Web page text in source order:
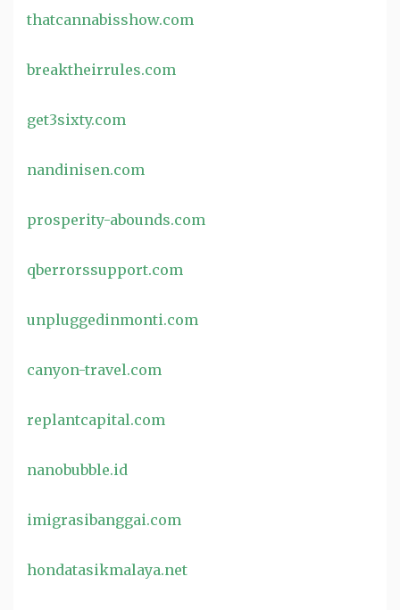
thatcannabisshow.com
breaktheirrules.com
get3sixty.com
nandinisen.com
prosperity-abounds.com
qberrorssupport.com
unpluggedinmonti.com
canyon-travel.com
replantcapital.com
nanobubble.id
imigrasibanggai.com
hondatasikmalaya.net